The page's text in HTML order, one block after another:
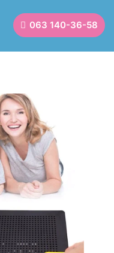
063 140-36-58